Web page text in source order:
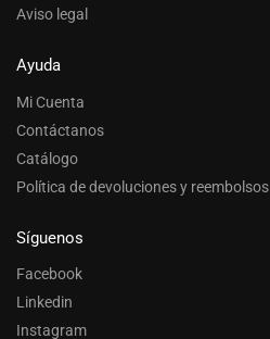
Aviso legal
Ayuda
Mi Cuenta
Contáctanos
Catálogo
Política de devoluciones y reembolsos
Síguenos
Facebook
Linkedin
Instagram